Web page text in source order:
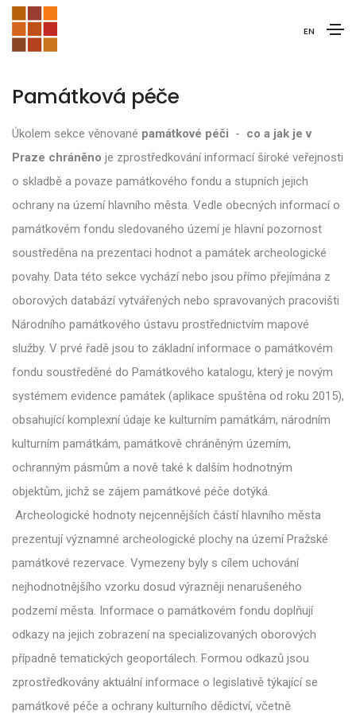
EN
Památková péče
Úkolem sekce věnované památkové péči - co a jak je v
Praze chráněno je zprostředkování informací široké veřejnosti
o skladbě a povaze památkového fondu a stupních jejich
ochrany na území hlavního města. Vedle obecných informací o
památkovém fondu sledovaného území je hlavní pozornost
soustředěna na prezentaci hodnot a památek archeologické
povahy. Data této sekce vychází nebo jsou přímo přejímána z
oborových databází vytvářených nebo spravovaných pracovišti
Národního památkového ústavu prostřednictvím mapové
služby. V prvé řadě jsou to základní informace o památkovém
fondu soustředěné do Památkového katalogu, který je novým
systémem evidence památek (aplikace spuštěna od roku 2015),
obsahující komplexní údaje ke kulturním památkám, národním
kulturním památkám, památkově chráněným územím,
ochranným pásmům a nově také k dalším hodnotným
objektům, jichž se zájem památkové péče dotýká.
Archeologické hodnoty nejcennějších částí hlavního města
prezentují významné archeologické plochy na území Pražské
památkové rezervace. Vymezeny byly s cílem uchování
nejhodnotnějšího vzorku dosud výrazněji nenarušeného
podzemí města. Informace o památkovém fondu doplňují
odkazy na jejich zobrazení na specializovaných oborových
případně tematických geoportálech. Formou odkazů jsou
zprostředkovány aktuální informace o legislativě týkající se
památkové péče a ochrany kulturního dědictví, včetně